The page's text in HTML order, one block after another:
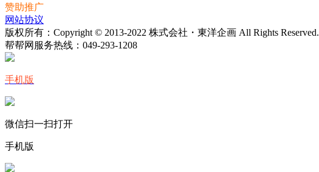
赞助推广
网站协议
版权所有：Copyright © 2013-2022 株式会社・東洋企画 All Rights Reserved.
帮帮网服务热线： 049-293-1208
手机版
微信扫一扫打开
手机版